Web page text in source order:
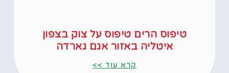
טיפוס הרים טיפוס על צוק בצפון
איטליה באזור אגם גארדה
קרא עוד >>